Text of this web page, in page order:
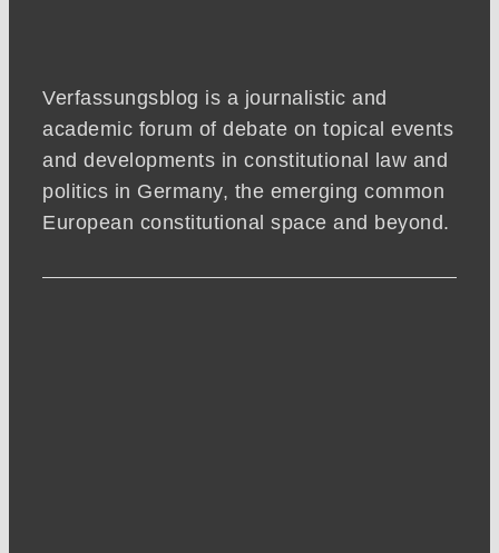
Verfassungsblog is a journalistic and
academic forum of debate on topical events
and developments in constitutional law and
politics in Germany, the emerging common
European constitutional space and beyond.